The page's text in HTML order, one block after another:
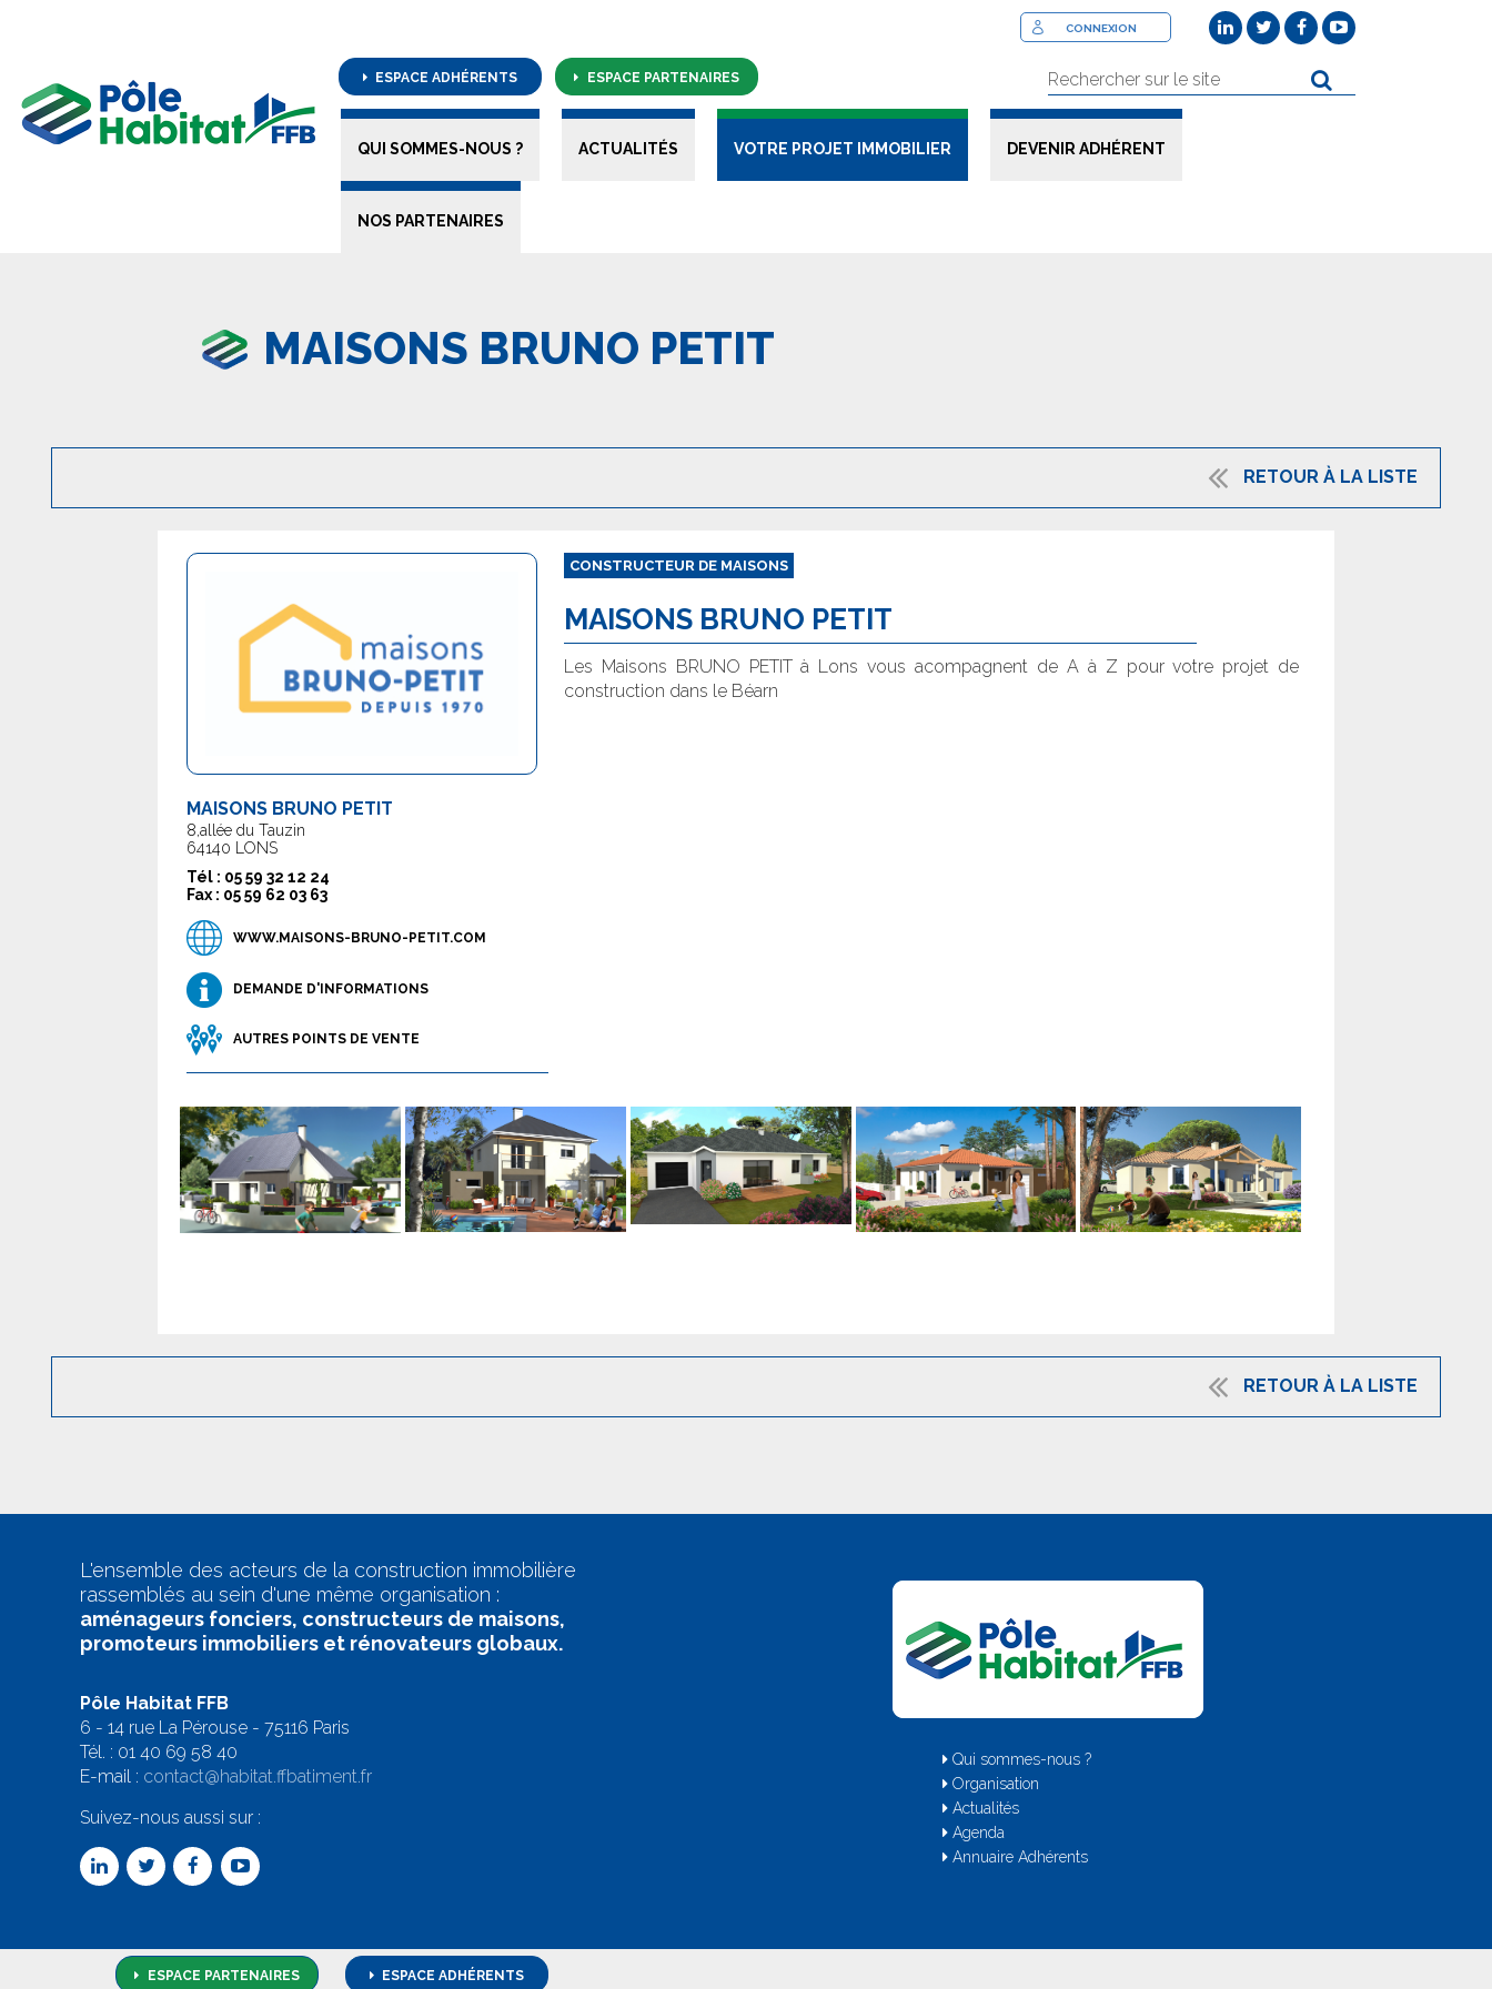
CONNEXION
ESPACE ADHÉRENTS ESPACE PARTENAIRES
QUI SOMMES-NOUS ? ACTUALITÉS VOTRE PROJET IMMOBILIER DEVENIR ADHÉRENT
NOS PARTENAIRES
MAISONS BRUNO PETIT
RETOUR À LA LISTE
MAISONS BRUNO PETIT
8,allée du Tauzin
64140 LONS
Tél : 05 59 32 12 24
Fax : 05 59 62 03 63
WWW.MAISONS-BRUNO-PETIT.COM
DEMANDE D'INFORMATIONS
AUTRES POINTS DE VENTE
CONSTRUCTEUR DE MAISONS
MAISONS BRUNO PETIT
Les Maisons BRUNO PETIT à Lons vous acompagnent de A à Z pour votre projet de
construction dans le Béarn
RETOUR À LA LISTE
L'ensemble des acteurs de la construction immobilière
rassemblés au sein d'une même organisation :
aménageurs fonciers, constructeurs de maisons,
promoteurs immobiliers et rénovateurs globaux.
Pôle Habitat FFB
6 - 14 rue La Pérouse - 75116 Paris
Tél. : 01 40 69 58 40
E-mail : contact@habitat.ffbatiment.fr
Suivez-nous aussi sur :
Qui sommes-nous ?
Organisation
Actualités
Agenda
Annuaire Adhérents
ESPACE PARTENAIRES ESPACE ADHÉRENTS